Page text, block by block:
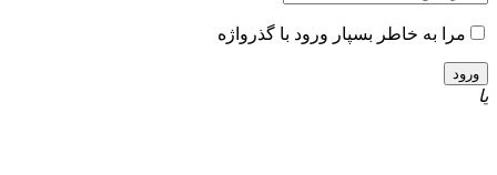
مرا به خاطر بسپار ورود با گذرواژه
یا